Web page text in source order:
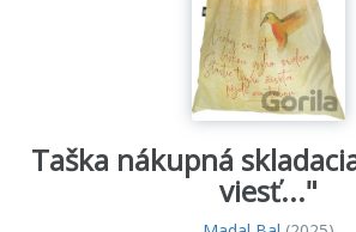
Taška nákupná
viesť..."